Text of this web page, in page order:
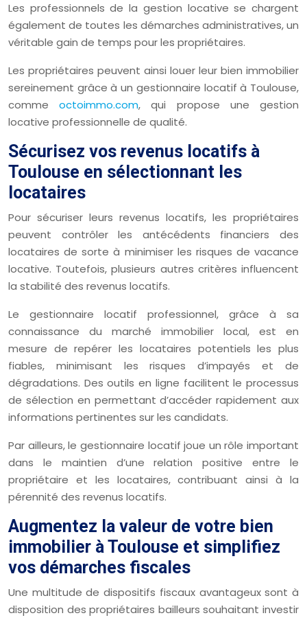
Les professionnels de la gestion locative se chargent
également de toutes les démarches administratives, un
véritable gain de temps pour les propriétaires.
Les propriétaires peuvent ainsi louer leur bien immobilier
sereinement grâce à un gestionnaire locatif à Toulouse,
commeoctoimmo.com, qui propose une gestion
locative professionnelle de qualité.
Sécurisez vos revenus locatifs à
Toulouse en sélectionnant les
locataires
Pour sécuriser leurs revenus locatifs, les propriétaires
peuvent contrôler les antécédents financiers des
locataires de sorte à minimiser les risques de vacance
locative. Toutefois, plusieurs autres critères influencent
la stabilité des revenus locatifs.
Le gestionnaire locatif professionnel, grâce à sa
connaissance du marché immobilier local, est en
mesure de repérer les locataires potentiels les plus
fiables, minimisant les risques d’impayés et de
dégradations. Des outils en ligne facilitent le processus
de sélection en permettant d’accéder rapidement aux
informations pertinentes sur les candidats.
Par ailleurs, le gestionnaire locatif joue un rôle important
dans le maintien d’une relation positive entre le
propriétaire et les locataires, contribuant ainsi à la
pérennité des revenus locatifs.
Augmentez la valeur de votre bien
immobilier à Toulouse et simplifiez
vos démarches fiscales
Une multitude de dispositifs fiscaux avantageux sont à
disposition des propriétaires bailleurs souhaitant investir